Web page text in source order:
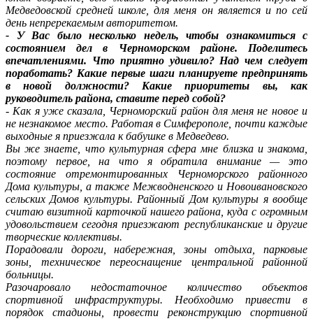
Медведовской средней школе, для меня он является и по сей
день непререкаемым авторитетом.
- У Вас было несколько недель, чтобы ознакомиться с
состоянием дел в Черноморском районе. Поделитесь
впечатлениями. Что приятно удивило? Над чем следует
поработать? Какие первые шаги планируете предпринять
в новой должности? Какие приоритеты вы, как
руководитель района, ставите перед собой?
- Как я уже сказала, Черноморский район для меня не новое и
не незнакомое место. Работая в Симферополе, почти каждые
выходные я приезжала к бабушке в Медведево.
Вы же знаете, что культурная сфера мне близка и знакома,
поэтому первое, на что я обратила внимание — это
состояние отремонтированных Черноморского районного
Дома культуры, а также Межводненского и Новоивановского
сельских Домов культуры. Районный Дом культуры я вообще
считаю визитной карточкой нашего района, куда с огромным
удовольствием сегодня приезжают республиканские и другие
творческие коллективы.
Порадовали дороги, набережная, зоны отдыха, парковые
зоны, техническое переоснащение центральной районной
больницы.
Разочаровало недостаточное количество объектов
спортивной инфраструктуры. Необходимо привести в
порядок стадионы, провести реконструкцию спортивной